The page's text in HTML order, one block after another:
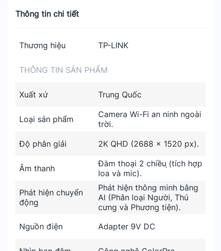
Thông tin chi tiết
Thương hiệu TP-LINK
THÔNG TIN SẢN PHẨM
Xuất xứ Trung Quốc
Loại sản phẩm
Camera Wi-Fi an ninh ngoài
trời.
Độ phân giải
2K QHD (2688 × 1520 px).
Âm thanh
Đàm thoại 2 chiều ̣(tích hợp
loa và mic).
Phát hiện chuyển
động
Phát hiện thông minh bằng
AI (Phân loại Người, Thú
cưng và Phương tiện).
Nguồn điện
Adapter 9V DC